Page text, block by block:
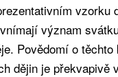
vzorku
význam
Povědomí o
dějin je překvapivě